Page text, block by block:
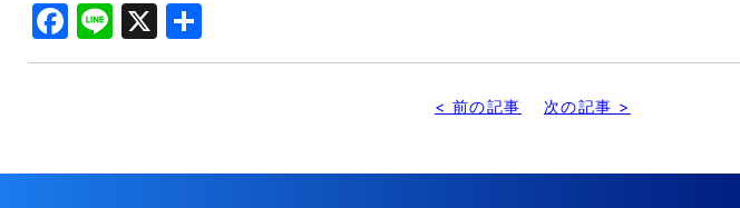
Facebook
Line
X
有
< 前の記事 次の記事 >